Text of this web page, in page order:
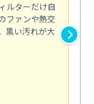
ルターだけ自
ファンや熱交
黒い汚れが大